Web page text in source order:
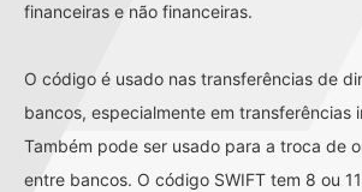
financeiras e não financeiras.
O código é usado nas transferências de
bancos, especialmente em transferências
Também pode ser usado para a troca de
entre bancos. O código SWIFT tem 8 ou